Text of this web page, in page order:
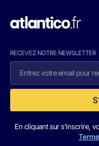
RECEVEZ NOTRE NEWSLETTER
En cliquant sur s'inscrire,